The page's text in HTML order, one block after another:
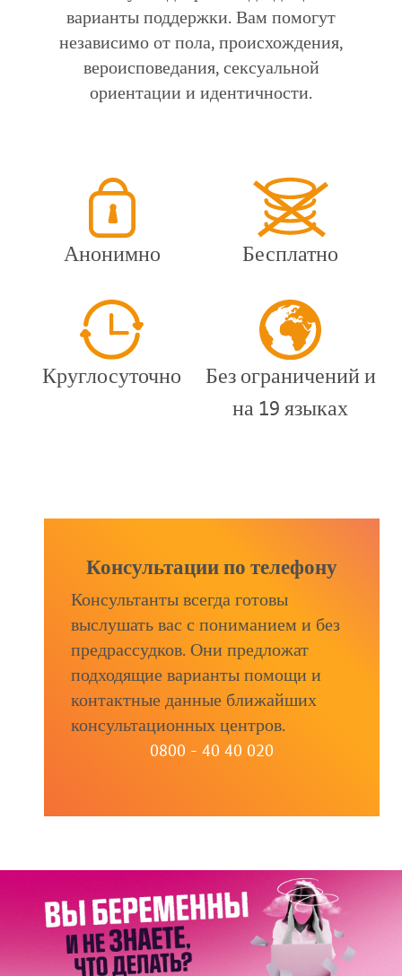
варианты поддержки. Вам помогут
независимо от пола, происхождения,
вероисповедания, сексуальной
ориентации и идентичности.
Анонимно Бесплатно
Круглосуточно
Без ограничений и
на 19 языках
Консультации по телефону
Консультанты всегда готовы
выслушать вас с пониманием и без
предрассудков. Они предложат
подходящие варианты помощи и
контактные данные ближайших
консультационных центров.
0800 - 40 40 020